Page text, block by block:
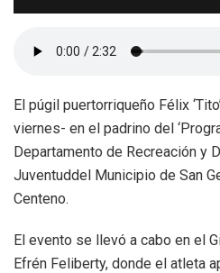
El púgil puertorriqueño Félix
viernes- en el padrino del
Departamento de Recreación y
Juventuddel Municipio de San
Centeno.
El evento se llevó a cabo en el
Efrén Feliberty, donde el atleta